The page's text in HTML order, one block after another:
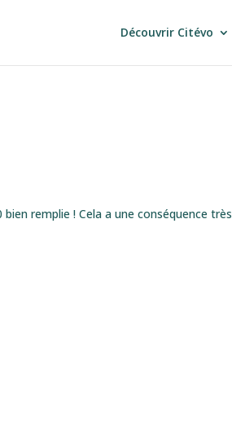
Découvrir Citévo
remplie ! Cela a une conséquence très